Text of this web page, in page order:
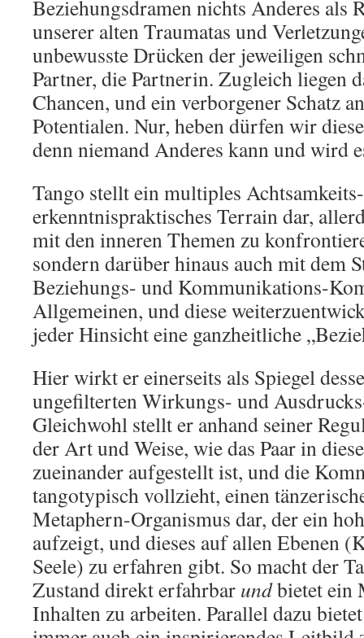
Beziehungsdramen nichts Anderes als
unserer alten Traumatas und
unbewusste Drücken der jeweiligen
Partner, die Partnerin. Zugleich liegen
Chancen, und ein verborgener Schatz
Potentialen. Nur, heben dürfen wir
denn niemand Anderes kann und wird
Tango stellt ein multiples
erkenntnispraktisches Terrain dar,
mit den inneren Themen zu
sondern darüber hinaus auch mit dem
Beziehungs- und Kommunikations-
Allgemeinen, und diese
jeder Hinsicht eine ganzheitliche
Hier wirkt er einerseits als Spiegel
ungefilterten Wirkungs- und
Gleichwohl stellt er anhand seiner
der Art und Weise, wie das Paar in
zueinander aufgestellt ist, und die
tangotypisch vollzieht, einen
Metaphern-Organismus dar, der ein
aufzeigt, und dieses auf allen Ebenen
Seele) zu erfahren gibt. So macht der
Zustand direkt erfahrbar undbietet ein
Inhalten zu arbeiten. Parallel dazu